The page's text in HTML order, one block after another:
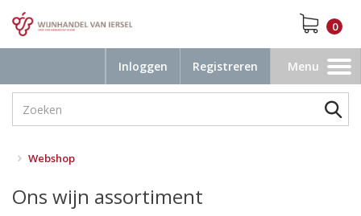
0
Inloggen Registreren
Toggle
navigation
Menu
Webshop
Ons wijn assortiment